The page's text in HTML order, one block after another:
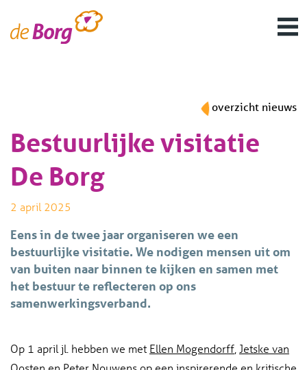
overzicht nieuws
Bestuurlijke visitatie
De Borg
2 april 2025
Eens in de twee jaar organiseren we een
bestuurlijke visitatie. We nodigen mensen uit om
van buiten naar binnen te kijken en samen met
het bestuur te reflecteren op ons
samenwerkingsverband.
Op 1 april jl. hebben we met Ellen Mogendorff Jetske van